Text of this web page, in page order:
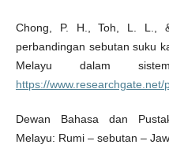
Chong, P. H., Toh, L. L.,
perbandingan sebutan suku
Melayu dalam
https://
Dewan Bahasa dan
Melayu: Rumi – sebutan –